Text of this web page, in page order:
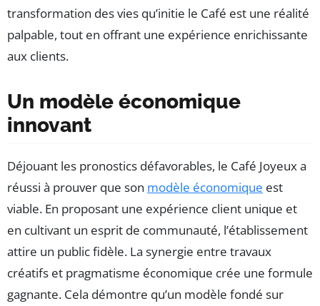
transformation des vies qu’initie le Café est une réalité
palpable, tout en offrant une expérience enrichissante
aux clients.
Un modèle économique
innovant
Déjouant les pronostics défavorables, le Café Joyeux a
réussi à prouver que son modèle économique est
viable. En proposant une expérience client unique et
en cultivant un esprit de communauté, l’établissement
attire un public fidèle. La synergie entre travaux
créatifs et pragmatisme économique crée une formule
gagnante. Cela démontre qu’un modèle fondé sur